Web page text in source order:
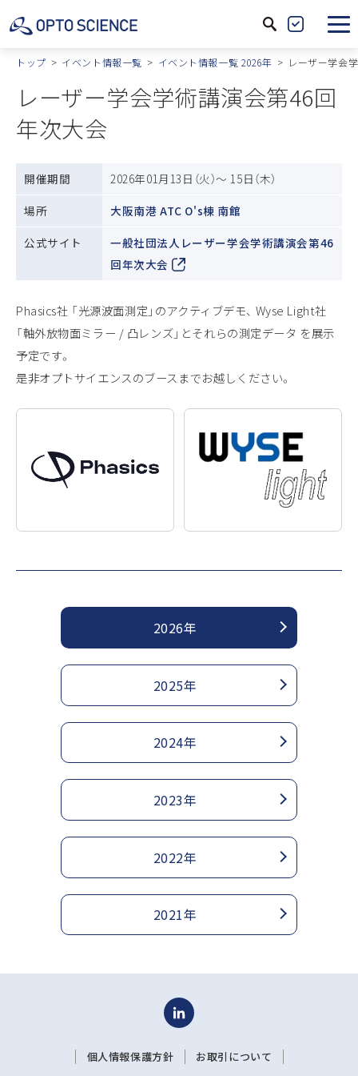
サ
イ
内
製
品
込
トップ イベント情報一覧 イベント情報一覧 2026年 レーザー学会
レーザー学会学術講演会第46回
年次大会
開催期間
2026年01月13日（火）～ 15日（木）
場所
大阪南港 ATC O's棟 南館
公式サイト
一般社団法人レーザー学会学術講演会第46
回年次大会
Phasics社 「光源波面測定」のアクティブデモ、 Wyse Light社
「軸外放物面ミラー / 凸レンズ」とそれらの測定データ を展示
予定です。
是非オプトサイエンスのブースまでお越しください。
2026年
2025年
2024年
2023年
2022年
2021年
個人情報保護方針 お取引について